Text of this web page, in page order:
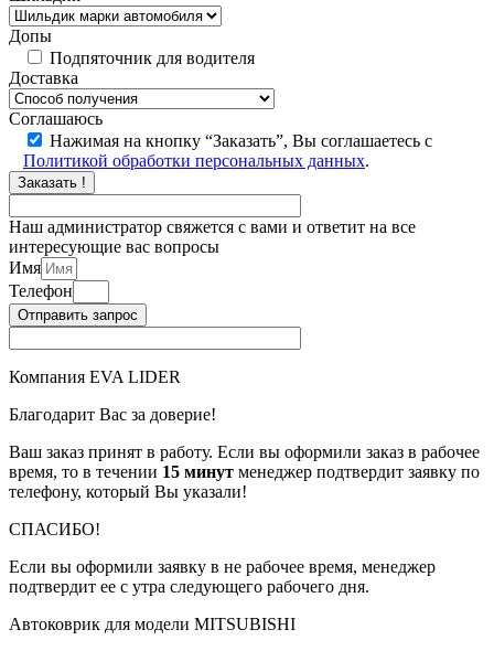
Допы
Подпяточник для водителя
Доставка
Соглашаюсь
Нажимая на кнопку “Заказать”, Вы соглашаетесь с
Политикой обработки персональных данных.
Заказать !
Наш администратор свяжется с вами и ответит на все
интересующие вас вопросы
Имя
Телефон
Отправить запрос
Компания EVA LIDER
Благодарит Вас за доверие!
Ваш заказ принят в работу. Если вы оформили заказ в рабочее
время, то в течении 15 минут менеджер подтвердит заявку по
телефону, который Вы указали!
СПАСИБО!
Если вы оформили заявку в не рабочее время, менеджер
подтвердит ее с утра следующего рабочего дня.
Автоковрик для модели MITSUBISHI